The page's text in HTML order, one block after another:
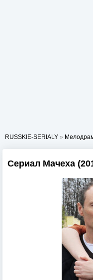
RUSSKIE-SERIALY »
Сериал Мачеха